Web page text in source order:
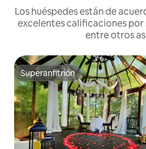
Los huéspedes están de
excelentes calificaciones por
entre otros
Superanfitrión
Superanfitrión